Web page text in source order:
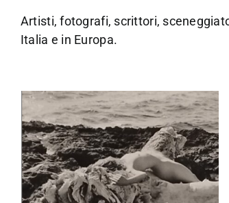
Artisti, fotografi, scrittori,
Italia e in Europa.